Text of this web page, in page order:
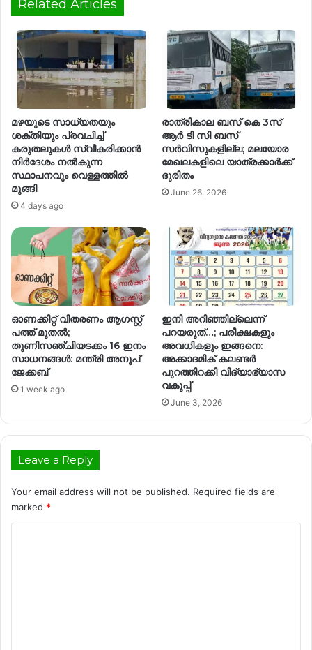
Related Articles
മഴയുടെ സാധ്യതയും
ശക്തിയും പ്രവചിച്ച്
കരുതലുകൾ സ്വീകരിക്കാൻ
നിർദേശം നൽകുന്ന
സ്ഥാപനവും വെള്ളത്തിൽ
മുങ്ങി
4 days ago
രാത്രികാല ബസ് കെ 3സ്
ആർ ടി സി ബസ്
സർവിസുകളില്ല; മലയോര
മേഖലകളിലെ യാത്രക്കാർക്ക്
ദുരിതം
June 26, 2026
ഓണക്കിറ്റ് വിതരണം ആഗസ്റ്റ്
പത്ത് മുതൽ;
തുണിസഞ്ചിയടക്കം 16 ഇനം
സാധനങ്ങൾ: മന്ത്രി അനൂപ്
ജേക്കബ്
1 week ago
ഇനി അറിഞ്ഞില്ലെന്ന്
പറയരുത്…; പരീക്ഷകളും
അവധികളും ഇങ്ങനെ:
അക്കാദമിക് കലണ്ടർ
പുറത്തിറക്കി വിദ്യാഭ്യാസ
വകുപ്പ്
June 3, 2026
Leave a Reply
Your email address will not be published. Required fields are
marked *